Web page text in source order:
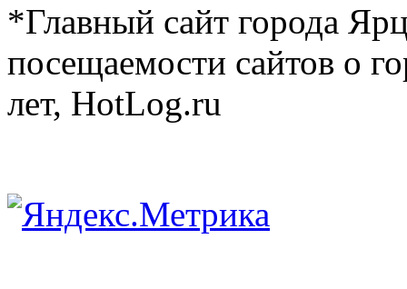
*Главный сайт города
посещаемости сайтов о
лет, HotLog.ru